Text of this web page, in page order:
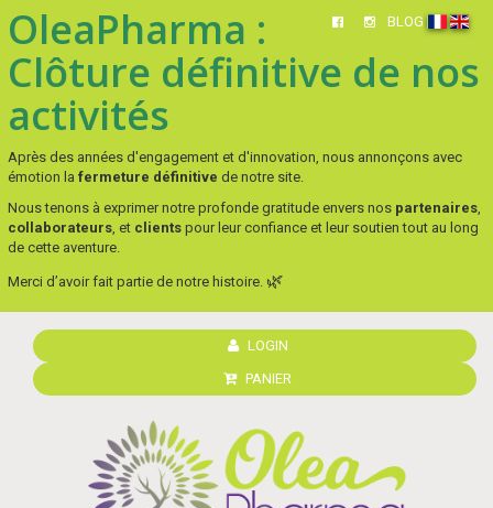
BLOG
OleaPharma :
Clôture définitive de nos
activités
Après des années d'engagement et d'innovation, nous annonçons avec
émotion la fermeture définitive de notre site.
Nous tenons à exprimer notre profonde gratitude envers nos partenaires,
collaborateurs, et clients pour leur confiance et leur soutien tout au long
de cette aventure.
Merci d’avoir fait partie de notre histoire. 🌿
LOGIN
PANIER